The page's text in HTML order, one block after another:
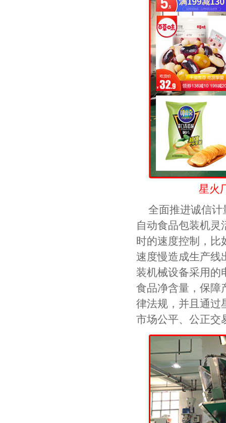
星火
全面推进诚信
自动食品包装机
时的速度控制，比
速度慢造成生产线
装机械设备采用的
食品净含量，保障
律法规，并且通过
市场公平、公正交